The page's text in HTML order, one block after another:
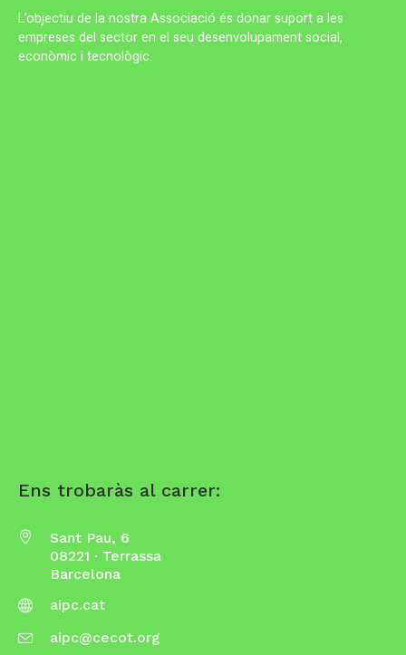
L’objectiu de la nostra Associació és donar suport a les
empreses del sector en el seu desenvolupament social,
econòmic i tecnològic.
Ens trobaràs al carrer:
Sant Pau, 6
08221 · Terrassa
Barcelona
aipc.cat
aipc@cecot.org